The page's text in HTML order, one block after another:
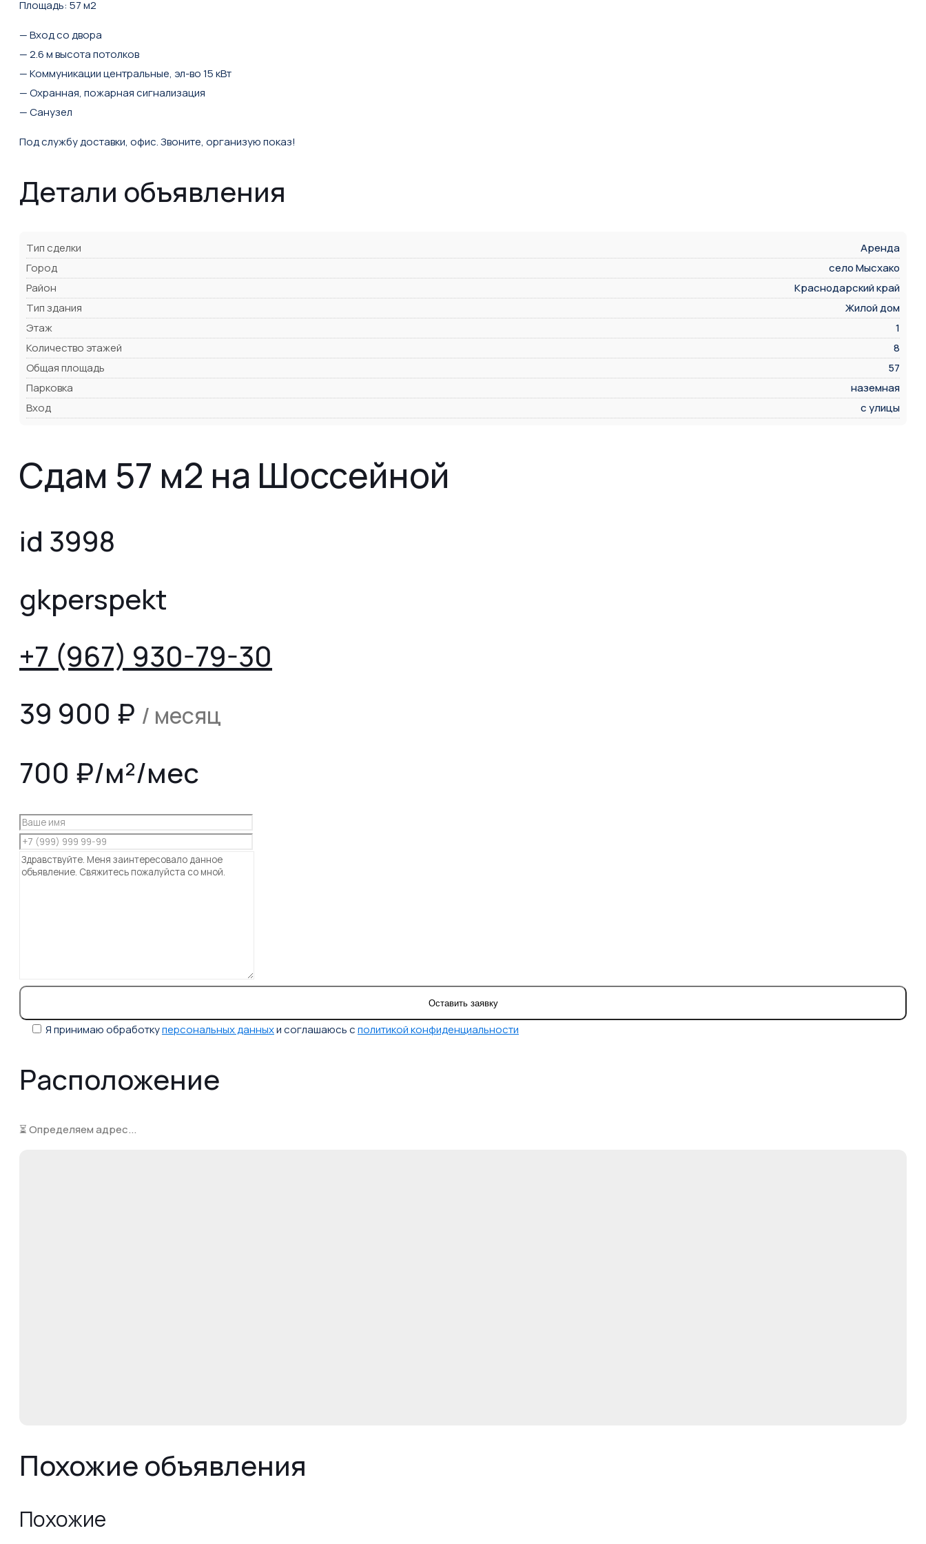
Площадь: 57 м2
— Вход со двора
— 2.6 м высота потолков
— Коммуникации центральные, эл-во 15 кВт
— Охранная, пожарная сигнализация
— Санузел
Под службу доставки, офис. Звоните, организую показ!
Детали объявления
Тип сделки
Аренда
Город
село Мысхако
Район
Краснодарский край
Тип здания
Жилой дом
Этаж
1
Количество этажей
8
Общая площадь
57
Парковка
наземная
Вход
с улицы
Сдам 57 м2 на Шоссейной
id 3998
gkperspekt
+7 (967) 930-79-30
39 900 ₽ / месяц
700 ₽/м²/мес
Я принимаю обработкуперсональных данныхи соглашаюсь сполитикой конфиденциальности
Расположение
⏳ Определяем адрес...
Похожие объявления
Похожие